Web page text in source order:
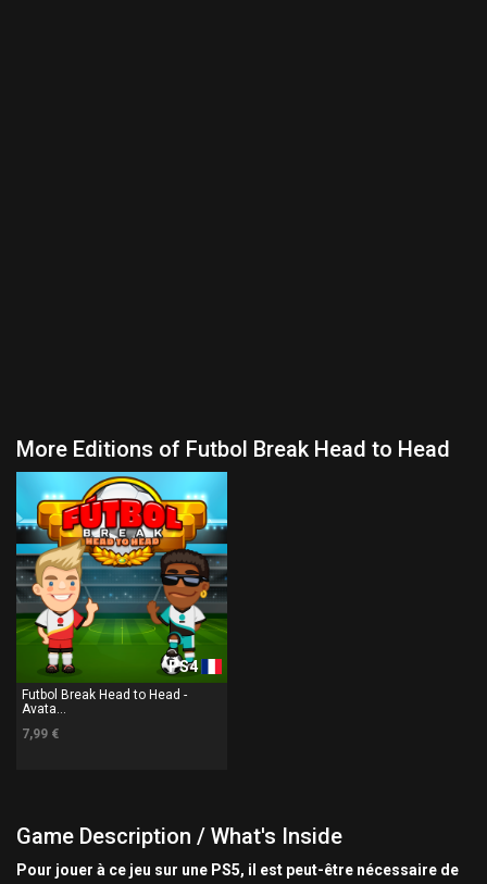
More Editions of Futbol Break Head to Head
PS4
Futbol Break Head to Head -
Avata...
7,99 €
Game Description / What's Inside
Pour jouer à ce jeu sur une PS5, il est peut-être nécessaire de